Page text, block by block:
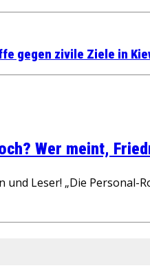
gegen zivile Ziele in
Wer meint,
Leser! „Die Personal-